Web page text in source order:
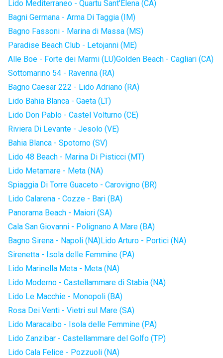
Lido Mediterraneo - Quartu Sant'Elena (CA)
Bagni Germana - Arma Di Taggia (IM)
Bagno Fassoni - Marina di Massa (MS)
Paradise Beach Club - Letojanni (ME)
Alle Boe - Forte dei Marmi (LU)Golden Beach - Cagliari (CA)
Sottomarino 54 - Ravenna (RA)
Bagno Caesar 222 - Lido Adriano (RA)
Lido Bahia Blanca - Gaeta (LT)
Lido Don Pablo - Castel Volturno (CE)
Riviera Di Levante - Jesolo (VE)
Bahia Blanca - Spotorno (SV)
Lido 48 Beach - Marina Di Pisticci (MT)
Lido Metamare - Meta (NA)
Spiaggia Di Torre Guaceto - Carovigno (BR)
Lido Calarena - Cozze - Bari (BA)
Panorama Beach - Maiori (SA)
Cala San Giovanni - Polignano A Mare (BA)
Bagno Sirena - Napoli (NA)Lido Arturo - Portici (NA)
Sirenetta - Isola delle Femmine (PA)
Lido Marinella Meta - Meta (NA)
Lido Moderno - Castellammare di Stabia (NA)
Lido Le Macchie - Monopoli (BA)
Rosa Dei Venti - Vietri sul Mare (SA)
Lido Maracaibo - Isola delle Femmine (PA)
Lido Zanzibar - Castellammare del Golfo (TP)
Lido Cala Felice - Pozzuoli (NA)